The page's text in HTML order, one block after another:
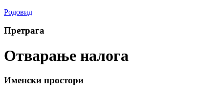
Родовид
Претрага
Отварање налога
Именски простори